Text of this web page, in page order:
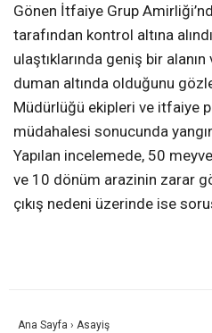
Gönen İtfaiye Grup
tarafından kontrol altına
ulaştıklarında geniş bir
duman altında olduğunu
Müdürlüğü ekipleri ve itfaiye
müdahalesi sonucunda
Yapılan incelemede, 50
ve 10 dönüm arazinin zarar
çıkış nedeni üzerinde ise
Ana Sayfa › Asayiş